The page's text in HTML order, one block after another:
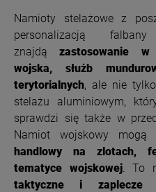
Namioty stelażowe z
personalizacją
znajdązastosowanie w
wojska, służb
terytorialnych, ale nie
stelażu aluminiowym,
sprawdzi się także w
Namiot wojskowy mogą
handlowy na zlotach,
tematyce wojskowej. To
taktyczne i zaplecze